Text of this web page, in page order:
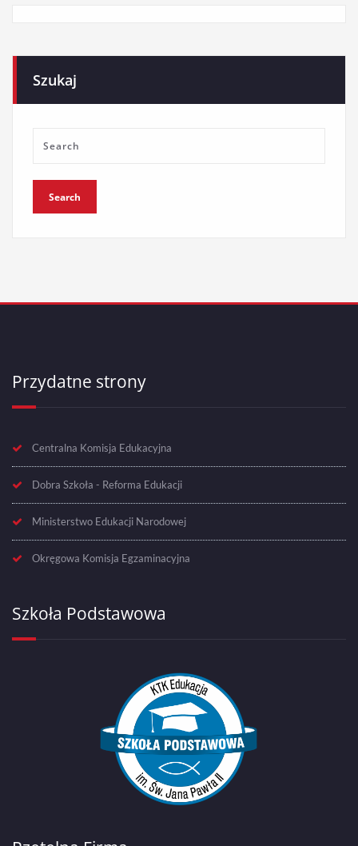
Szukaj
Przydatne strony
Centralna Komisja Edukacyjna
Dobra Szkoła - Reforma Edukacji
Ministerstwo Edukacji Narodowej
Okręgowa Komisja Egzaminacyjna
Szkoła Podstawowa